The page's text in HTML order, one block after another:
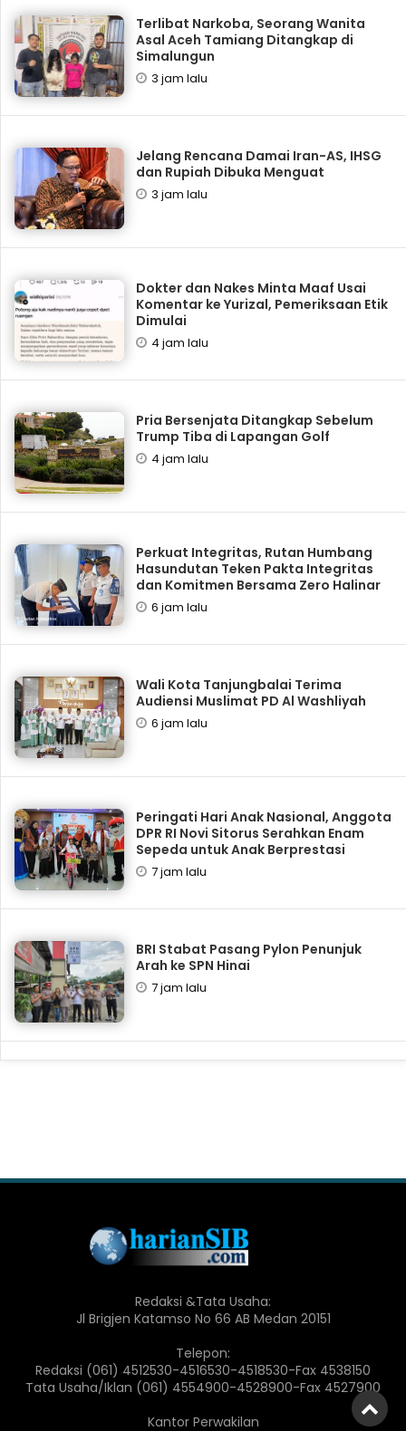
Terlibat Narkoba, Seorang Wanita
Asal Aceh Tamiang Ditangkap di
Simalungun
3 jam lalu
Jelang Rencana Damai Iran-AS, IHSG
dan Rupiah Dibuka Menguat
3 jam lalu
Dokter dan Nakes Minta Maaf Usai
Komentar ke Yurizal, Pemeriksaan Etik
Dimulai
4 jam lalu
Pria Bersenjata Ditangkap Sebelum
Trump Tiba di Lapangan Golf
4 jam lalu
Perkuat Integritas, Rutan Humbang
Hasundutan Teken Pakta Integritas
dan Komitmen Bersama Zero Halinar
6 jam lalu
Wali Kota Tanjungbalai Terima
Audiensi Muslimat PD Al Washliyah
6 jam lalu
Peringati Hari Anak Nasional, Anggota
DPR RI Novi Sitorus Serahkan Enam
Sepeda untuk Anak Berprestasi
7 jam lalu
BRI Stabat Pasang Pylon Penunjuk
Arah ke SPN Hinai
7 jam lalu
Redaksi &Tata Usaha:
Jl Brigjen Katamso No 66 AB Medan 20151
Telepon:
Redaksi (061) 4512530-4516530-4518530-Fax 4538150
Tata Usaha/Iklan (061) 4554900-4528900-Fax 4527900
Kantor Perwakilan